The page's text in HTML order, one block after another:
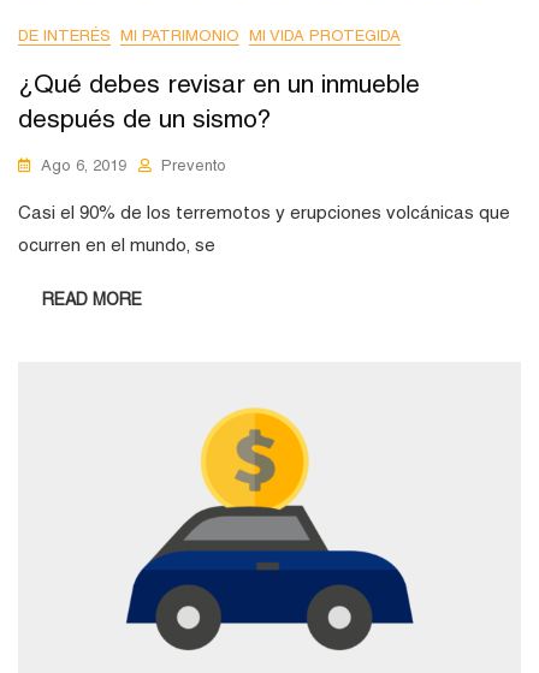
DE INTERÉS MI PATRIMONIO MI VIDA PROTEGIDA
¿Qué debes revisar en un inmueble
después de un sismo?
Ago 6, 2019 Prevento
Casi el 90% de los terremotos y erupciones volcánicas que
ocurren en el mundo, se
READ MORE